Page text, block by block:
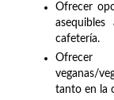
Ofrecer
cafetería.
veganas/
tanto en la